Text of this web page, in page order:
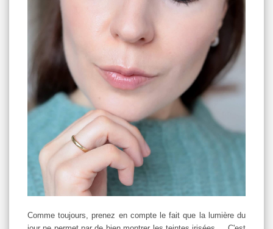
Comme toujours, prenez en compte le fait que la lumière du